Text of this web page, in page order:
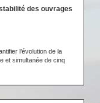
des ouvrages
l’évolution de la
et simultanée de cinq